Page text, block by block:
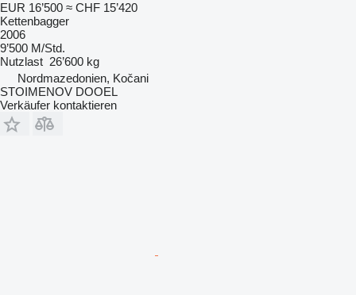
EUR 16’500 ≈ CHF 15’420
Kettenbagger
2006
9’500 M/Std.
Nutzlast 26’600 kg
Nordmazedonien, Kočani
STOIMENOV DOOEL
Verkäufer kontaktieren